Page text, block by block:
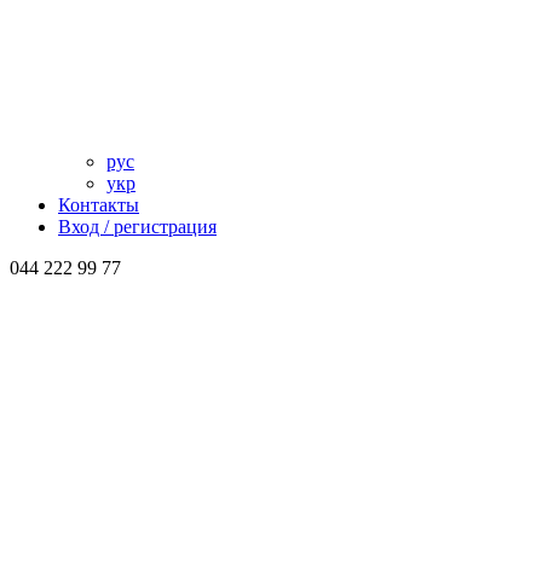
рус
укр
Контакты
Вход / регистрация
044 222 99 77